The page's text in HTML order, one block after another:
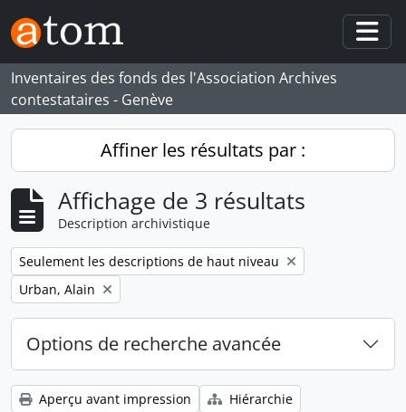
Skip to main content
Inventaires des fonds des l'Association Archives
contestataires - Genève
Affiner les résultats par :
Affichage de 3 résultats
Description archivistique
Remove filter:
Seulement les descriptions de haut niveau
Remove filter:
Urban, Alain
Options de recherche avancée
Aperçu avant impression
Hiérarchie